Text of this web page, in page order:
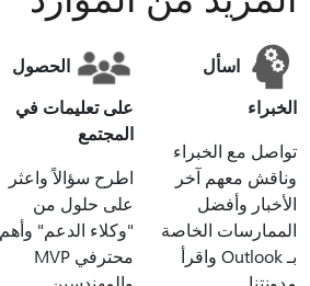
اسأل
الخبراء
تواصل مع الخبراء
وناقش معهم آخر
الأخبار وأفضل
الممارسات الخاصة
بـ Outlook واقرأ
الحصول
على تعليمات في
المجتمع
اطرح سؤالاً واعثر
على حلول من
"وكلاء الدعم" وأهم
محترفي MVP